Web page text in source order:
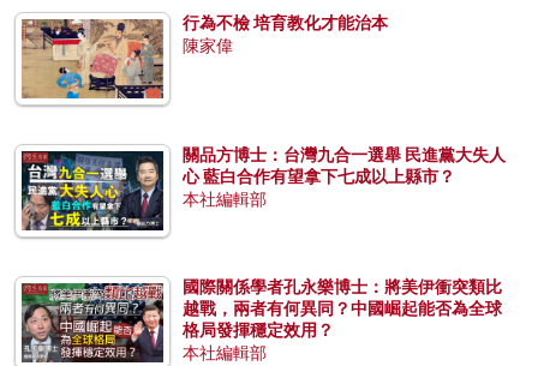
行為不檢 培育教化才能治本
陳家偉
關品方博士：台灣九合一選舉 民進黨大失人
心 藍白合作有望拿下七成以上縣市？
本社編輯部
國際關係學者孔永樂博士：將美伊衝突類比
越戰，兩者有何異同？中國崛起能否為全球
格局發揮穩定效用？
本社編輯部